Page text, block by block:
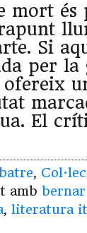
mort és
Si
per
El
,
amb
, literatura